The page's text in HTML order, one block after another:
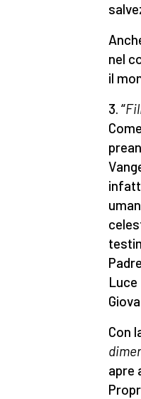
nel
il
3. “
Luce
Con
apre